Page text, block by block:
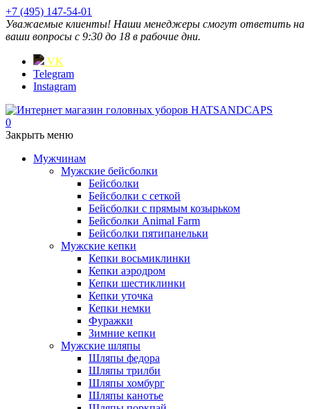
+7 (495) 147-54-01
Уважаемые клиенты! Наши менеджеры смогут ответить на
ваши вопросы с 9:30 до 18 в рабочие дни.
VK
Telegram
Instagram
0
Закрыть меню
Мужчинам
Мужские бейсболки
Бейсболки
Бейсболки с сеткой
Бейсболки с прямым козырьком
Бейсболки Animal Farm
Бейсболки пятипанельки
Мужские кепки
Кепки восьмиклинки
Кепки аэродром
Кепки шестиклинки
Кепки уточка
Кепки немки
Фуражки
Зимние кепки
Мужские шляпы
Шляпы федора
Шляпы трилби
Шляпы хомбург
Шляпы канотье